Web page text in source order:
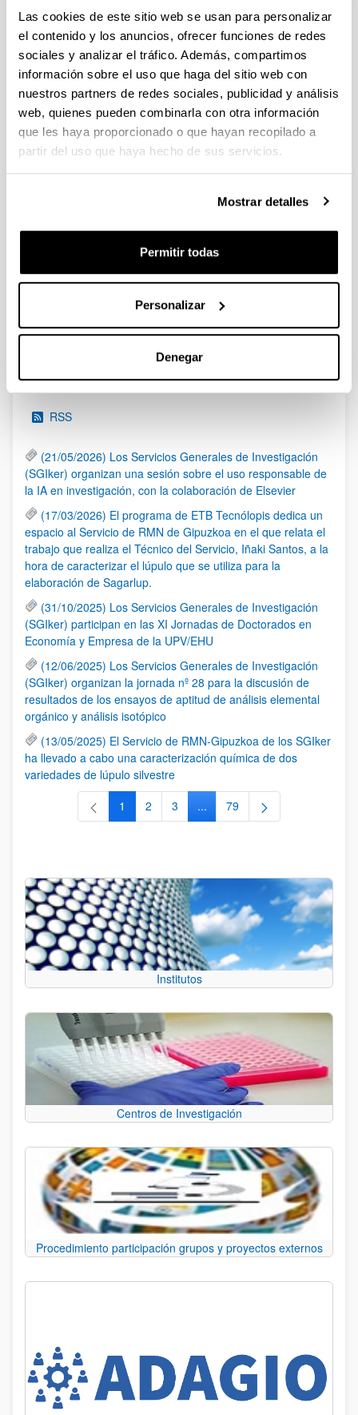
Las cookies de este sitio web se usan para personalizar
el contenido y los anuncios, ofrecer funciones de redes
sociales y analizar el tráfico. Además, compartimos
información sobre el uso que haga del sitio web con
nuestros partners de redes sociales, publicidad y análisis
web, quienes pueden combinarla con otra información
que les haya proporcionado o que hayan recopilado a
partir del uso que haya hecho de sus servicios.
Mostrar detalles
Permitir todas
Personalizar
Denegar
Artificial “
Plazo de presentación cerrado: 31/01/2024 - 21/02/2024
13/03/2024 Propuesta de adjudicación de la beca. 26/02/24
Listado de solicitudes admitidas que pasan a fase de
Valoración. 30/01/2024-Se ha publicado la convocatoria
PROYECTOS ETORKIZUNA ERAIKIZ GIPUZKOA TALDEAN
2024
18/04/2024 Se ha publicado la convocatoria
PROYECTOS ETORKIZUNA ERAIKIZ GIPUZKOA TALDEAN
Plazo de presentación cerrado: 24/05/2023 - 19/06/2023 12:00
24/05/2023 - Se han modificado los documentos de
PáginaPáginas intermedias Use TAB para desplazarse.
PáginaPáginaPáginaPáginas intermedias
Página
Noticias
RSS
(21/05/2026) Los Servicios Generales de Investigación
(SGIker) organizan una sesión sobre el uso responsable de
la IA en investigación, con la colaboración de Elsevier
(17/03/2026) El programa de ETB Tecnólopis dedica un
espacio al Servicio de RMN de Gipuzkoa en el que relata el
trabajo que realiza el Técnico del Servicio, Iñaki Santos, a la
hora de caracterizar el lúpulo que se utiliza para la
elaboración de Sagarlup.
(31/10/2025) Los Servicios Generales de Investigación
(SGIker) participan en las XI Jornadas de Doctorados en
Economía y Empresa de la UPV/EHU
(12/06/2025) Los Servicios Generales de Investigación
(SGIker) organizan la jornada nº 28 para la discusión de
resultados de los ensayos de aptitud de análisis elemental
orgánico y análisis isotópico
(13/05/2025) El Servicio de RMN-Gipuzkoa de los SGIker
ha llevado a cabo una caracterización química de dos
variedades de lúpulo silvestre
Página
1 Página
2 Página
3 ...Páginas intermedias Use TAB
Página
79
Institutos
Centros de Investigación
Procedimiento participación grupos y proyectos externos